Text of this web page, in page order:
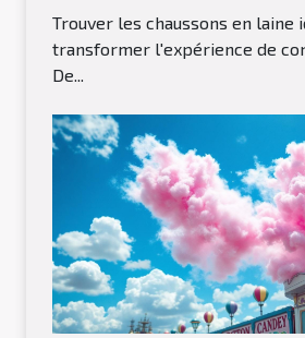
Trouver les chaussons en laine
transformer l'expérience de
De...